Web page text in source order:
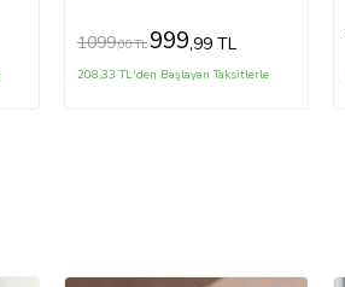
1099,00 TL 999,99 TL
208,33 TL'den Başlayan Taksitlerle